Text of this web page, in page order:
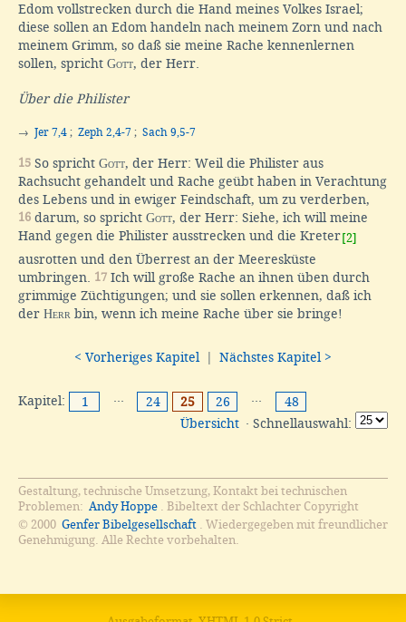
Edom vollstrecken durch die Hand meines Volkes Israel;
diese sollen an Edom handeln nach meinem Zorn und nach
meinem Grimm, so daß sie meine Rache kennenlernen
sollen, spricht Gott, der Herr.
Über die Philister
→ Jer 7,4 ; Zeph 2,4-7 ; Sach 9,5-7
15 So spricht Gott, der Herr: Weil die Philister aus
Rachsucht gehandelt und Rache geübt haben in Verachtung
des Lebens und in ewiger Feindschaft, um zu verderben,
16 darum, so spricht Gott, der Herr: Siehe, ich will meine
Hand gegen die Philister ausstrecken und die Kreter [2]
ausrotten und den Überrest an der Meeresküste
umbringen. 17 Ich will große Rache an ihnen üben durch
grimmige Züchtigungen; und sie sollen erkennen, daß ich
der Herr bin, wenn ich meine Rache über sie bringe!
< Vorheriges Kapitel Nächstes Kapitel >
Kapitel: 1 ··· 24 25 26 ···
48
Übersicht · Schnellauswahl:
Gestaltung, technische Umsetzung, Kontakt bei technischen
Problemen: Andy Hoppe . Bibeltext der Schlachter Copyright
© 2000 Genfer Bibelgesellschaft . Wiedergegeben mit freundlicher
Genehmigung. Alle Rechte vorbehalten.